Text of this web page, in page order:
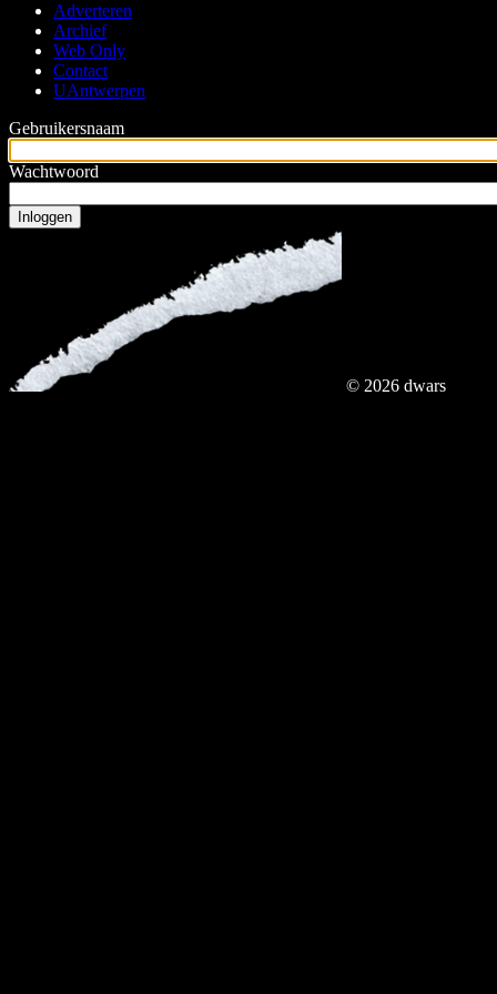
hoofdmenu
Adverteren
Archief
Web Only
Contact
UAntwerpen
Gebruikersnaam
Wachtwoord
© 2026 dwars